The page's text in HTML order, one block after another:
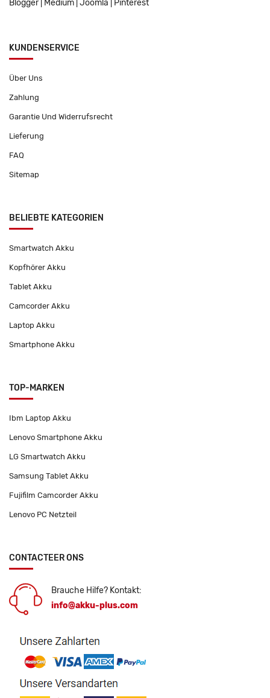
Blogger
Medium Joomla Pinterest
KUNDENSERVICE
Über Uns
Zahlung
Garantie Und Widerrufsrecht
Lieferung
FAQ
Sitemap
BELIEBTE KATEGORIEN
Smartwatch Akku
Kopfhörer Akku
Tablet Akku
Camcorder Akku
Laptop Akku
Smartphone Akku
TOP-MARKEN
Ibm Laptop Akku
Lenovo Smartphone Akku
LG Smartwatch Akku
Samsung Tablet Akku
Fujifilm Camcorder Akku
Lenovo PC Netzteil
CONTACTEER ONS
Brauche Hilfe? Kontakt:
info@akku-plus.com